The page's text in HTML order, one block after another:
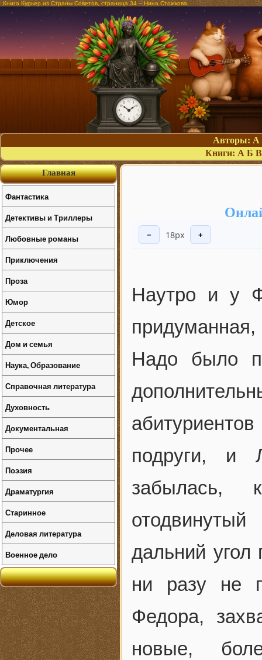
Книга Курьер из Страны Советов, страница 34 – Нина Стожкова
Авторы: А
Книги: А Б В
− 18px +
Наутро и у
Надо было
подруги, и
забылась,
дальний
ни разу не
Федора,
новые,
Главная
Фантастика
Детективы и Триллеры
Любовные романы
Приключения
Проза
Юмор
Детское
Дом и семья
Наука, Образование
Справочная литература
Духовность
Документальная
Прочее
Поэзия
Драматургия
Старинное
Деловая литература
Военное дело